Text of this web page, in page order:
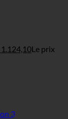
1.124,10Le prix